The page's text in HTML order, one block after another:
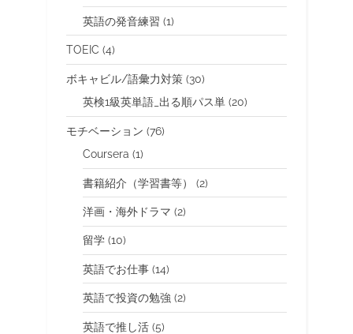
英語の発音練習 (1)
TOEIC (4)
ボキャビル/語彙力対策 (30)
英検1級英単語_出る順パス単 (20)
モチベーション (76)
Coursera (1)
書籍紹介（学習書等） (2)
洋画・海外ドラマ (2)
留学 (10)
英語でお仕事 (14)
英語で投資の勉強 (2)
英語で推し活 (5)